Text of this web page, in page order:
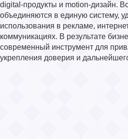
digital-продукты и motion-дизайн.
объединяются в единую систему,
использования в рекламе,
коммуникациях. В результате
современный инструмент для
укрепления доверия и